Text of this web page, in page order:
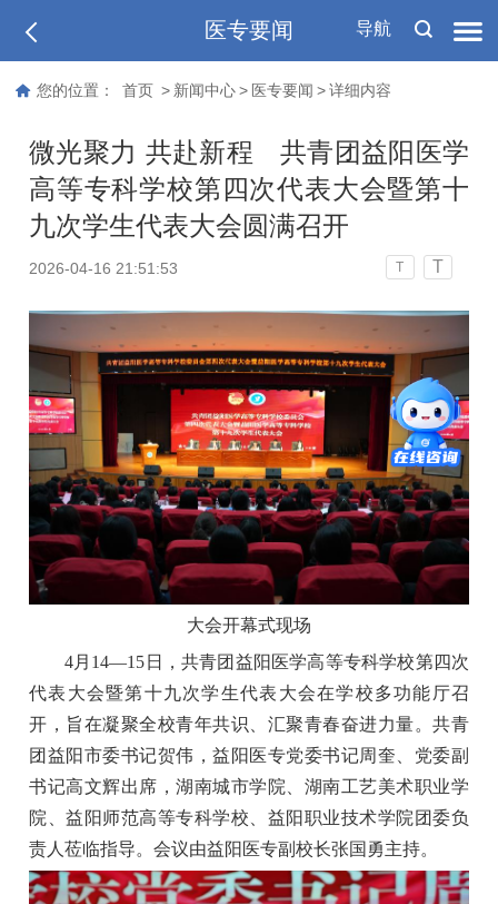
导航
医专要闻
您的位置： 首页 > 新闻中心 > 医专要闻 > 详细内容
微光聚力 共赴新程 共青团益阳医学
高等专科学校第四次代表大会暨第十
九次学生代表大会圆满召开
2026-04-16 21:51:53 T T
大会开幕式现场
4月14—15日，共青团益阳医学高等专科学校第四次
代表大会暨第十九次学生代表大会在学校多功能厅召
开，旨在凝聚全校青年共识、汇聚青春奋进力量。共青
团益阳市委书记贺伟，益阳医专党委书记周奎、党委副
书记高文辉出席，湖南城市学院、湖南工艺美术职业学
院、益阳师范高等专科学校、益阳职业技术学院团委负
责人莅临指导。会议由益阳医专副校长张国勇主持。